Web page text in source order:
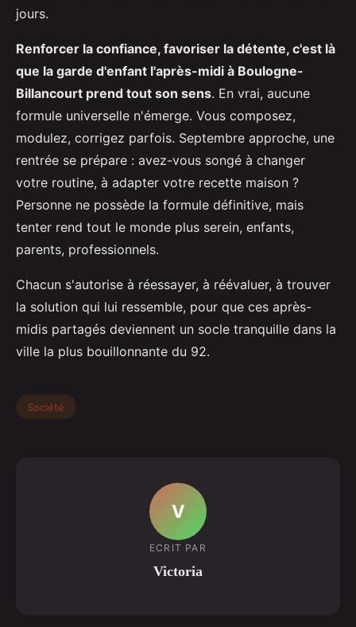
jours.
Renforcer la confiance, favoriser la détente, c'est là
que la garde d'enfant l'après-midi à Boulogne-
Billancourt prend tout son sens. En vrai, aucune
formule universelle n'émerge. Vous composez,
modulez, corrigez parfois. Septembre approche, une
rentrée se prépare : avez-vous songé à changer
votre routine, à adapter votre recette maison ?
Personne ne possède la formule définitive, mais
tenter rend tout le monde plus serein, enfants,
parents, professionnels.
Chacun s'autorise à réessayer, à réévaluer, à trouver
la solution qui lui ressemble, pour que ces après-
midis partagés deviennent un socle tranquille dans la
ville la plus bouillonnante du 92.
Société
V
ECRIT PAR
Victoria